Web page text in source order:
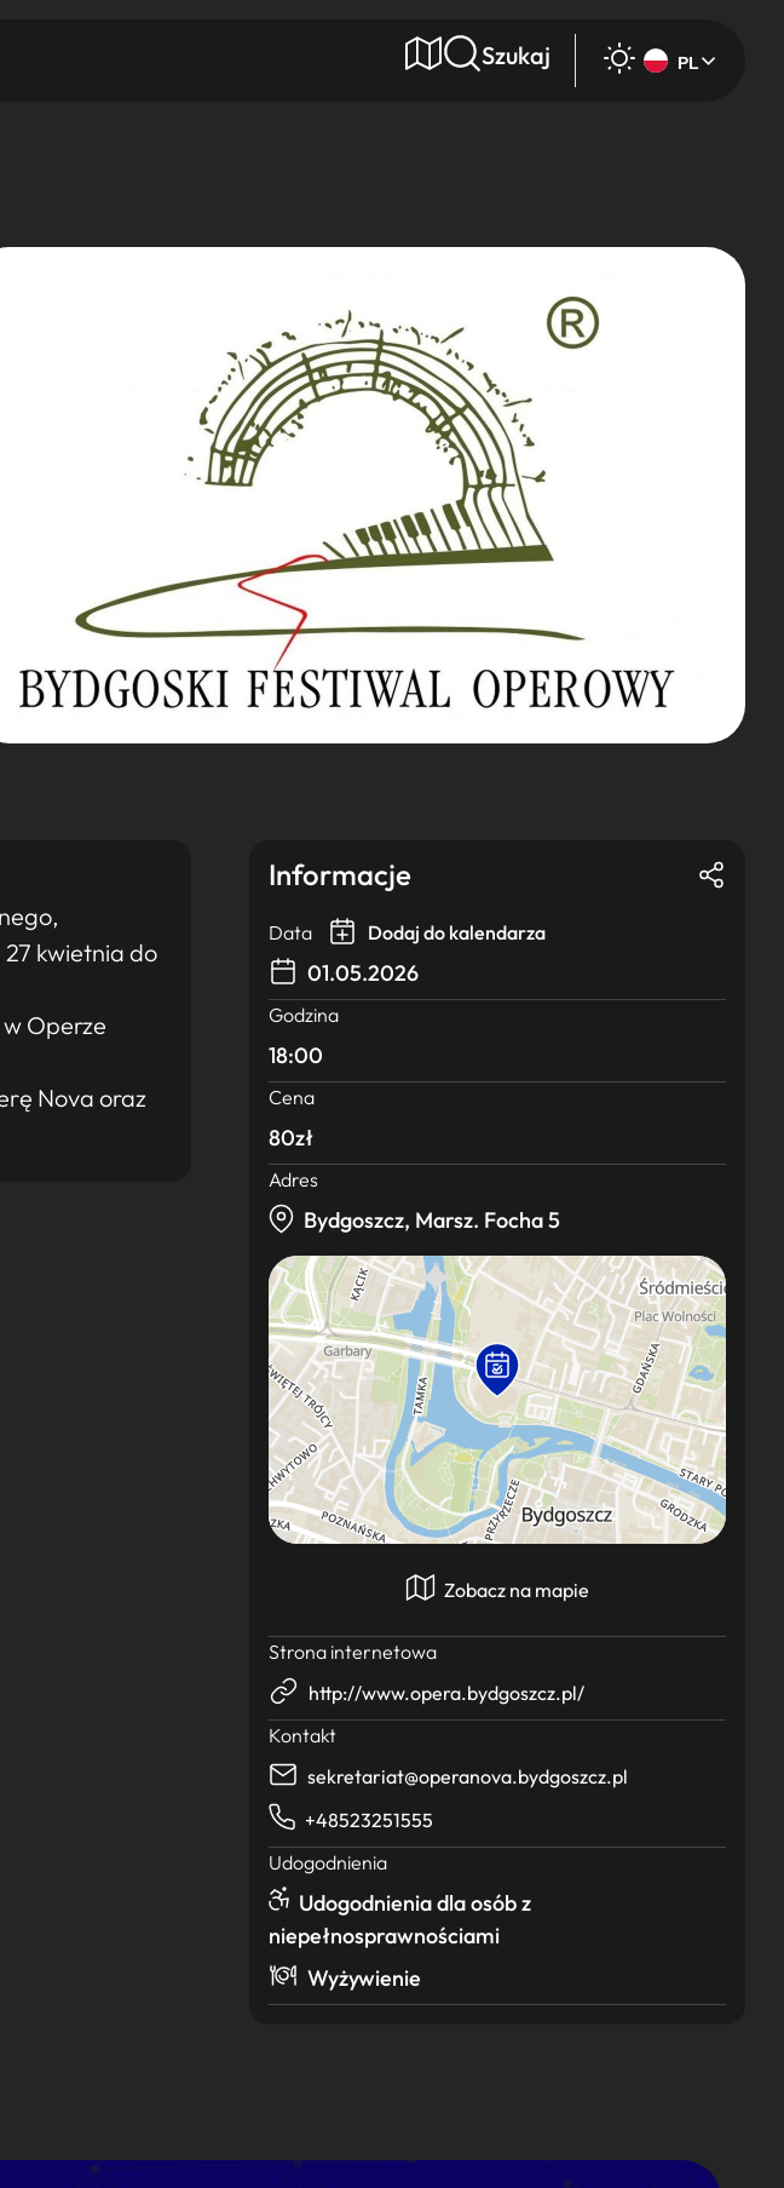
Szukaj PL
kwietnia do
Operze
Nova oraz
Informacje
Data Dodaj do kalendarza
01.05.2026
Godzina
18:00
Cena
80zł
Adres
Bydgoszcz, Marsz. Focha 5
Zobacz na mapie
Strona internetowa
http://www.opera.bydgoszcz.pl/
Kontakt
sekretariat@operanova.bydgoszcz.pl
+48523251555
Udogodnienia
Udogodnienia dla osób z
niepełnosprawnościami
Wyżywienie